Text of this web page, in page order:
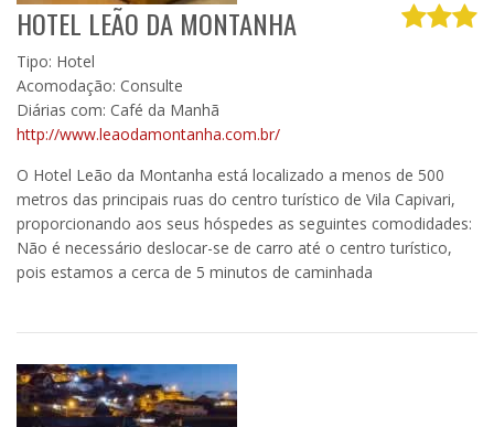
HOTEL LEÃO DA MONTANHA
Tipo: Hotel
Acomodação: Consulte
Diárias com: Café da Manhã
http://www.leaodamontanha.com.br/
O Hotel Leão da Montanha está localizado a menos de 500
metros das principais ruas do centro turístico de Vila Capivari,
proporcionando aos seus hóspedes as seguintes comodidades:
Não é necessário deslocar-se de carro até o centro turístico,
pois estamos a cerca de 5 minutos de caminhada